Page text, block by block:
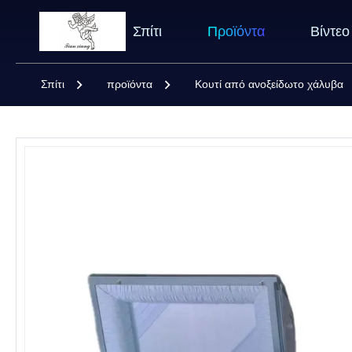
Σπίτι Προϊόντα Βίντεο
Σπίτι προϊόντα Κουτί από ανοξείδωτο χάλυβα